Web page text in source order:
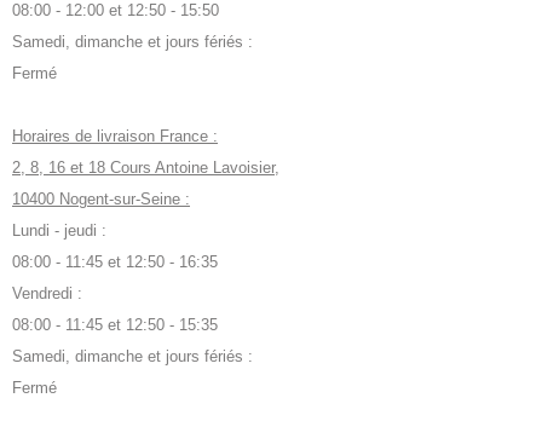
08:00 - 12:00 et 12:50 - 15:50
Samedi, dimanche et jours fériés :
Fermé
Horaires de livraison France :
2, 8, 16 et 18 Cours Antoine Lavoisier,
10400 Nogent-sur-Seine :
Lundi - jeudi :
08:00 - 11:45 et 12:50 - 16:35
Vendredi :
08:00 - 11:45 et 12:50 - 15:35
Samedi, dimanche et jours fériés :
Fermé